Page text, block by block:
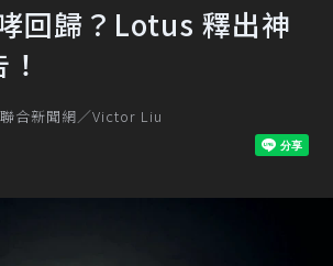
回歸？Lotus 釋出神
聯合新聞網／Victor Liu